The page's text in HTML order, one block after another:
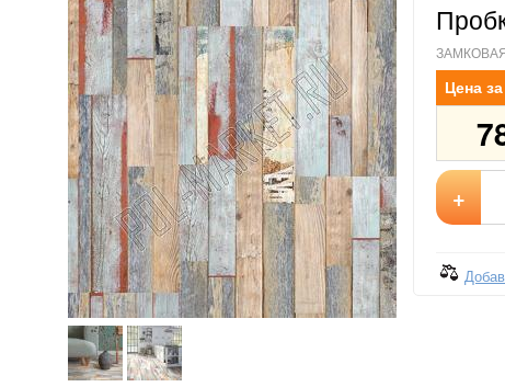
Цена
+